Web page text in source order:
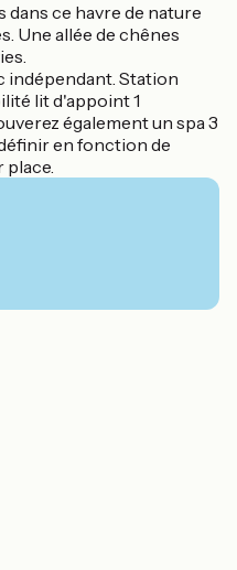
dans ce havre de nature
Une allée de chênes
indépendant. Station
lit d'appoint 1
également un spa 3
en fonction de
place.